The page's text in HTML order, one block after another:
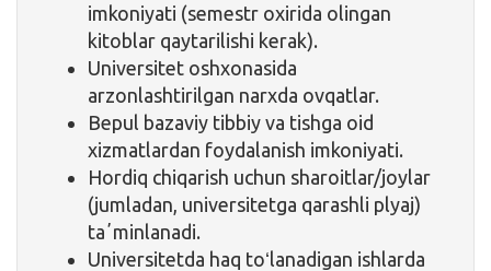
imkoniyati (semestr oxirida olingan
kitoblar qaytarilishi kerak).
Universitet oshxonasida
arzonlashtirilgan narxda ovqatlar.
Bepul bazaviy tibbiy va tishga oid
xizmatlardan foydalanish imkoniyati.
Hordiq chiqarish uchun sharoitlar/joylar
(jumladan, universitetga qarashli plyaj)
taʼminlanadi.
Universitetda haq toʻlanadigan ishlarda